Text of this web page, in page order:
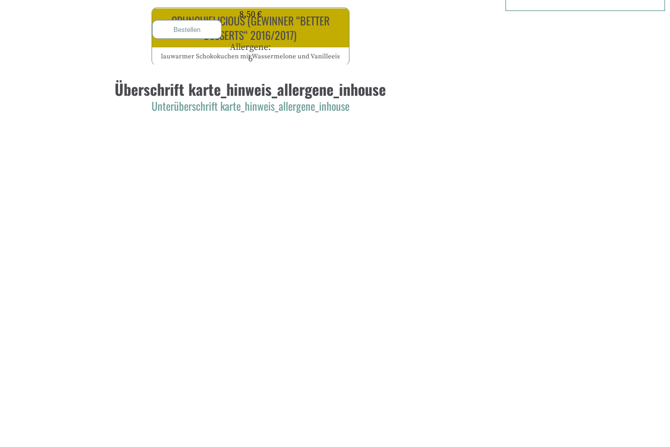
CRUNCHIELICIOUS (GEWINNER “BETTER
DESSERTS“ 2016/2017)
lauwarmer Schokokuchen mit Wassermelone und Vanilleeis
8,50 €
Bestellen
Allergene:
6
Überschrift karte_hinweis_allergene_inhouse
Unterüberschrift karte_hinweis_allergene_inhouse